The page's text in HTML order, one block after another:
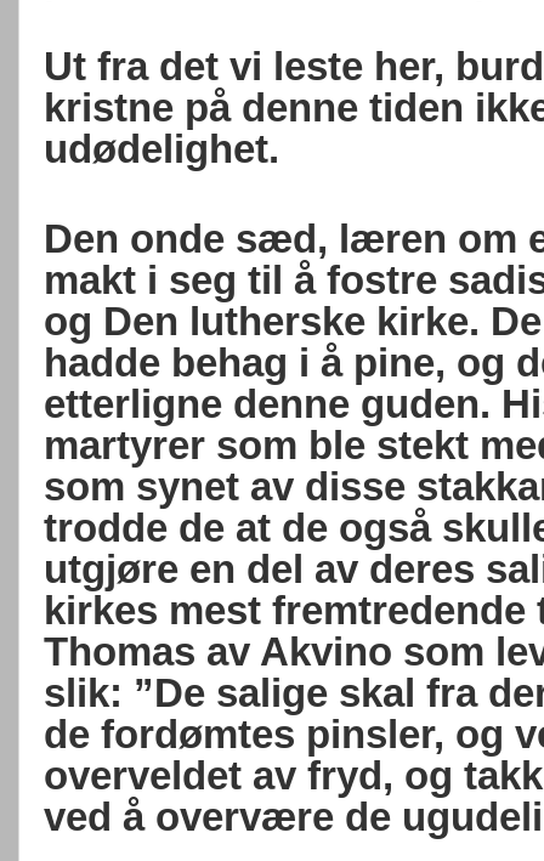
Ut fra det vi leste her,
kristne på denne tiden
udødelighet.
Den onde sæd, læren om
makt i seg til å fostre
og Den lutherske kirke.
hadde behag i å pine, og
etterligne denne guden.
martyrer som ble stekt
som synet av disse
trodde de at de også
utgjøre en del av deres
kirkes mest fremtredende
Thomas av Akvino som
slik: ”De salige skal fra
de fordømtes pinsler, og
overveldet av fryd, og
ved å overvære de